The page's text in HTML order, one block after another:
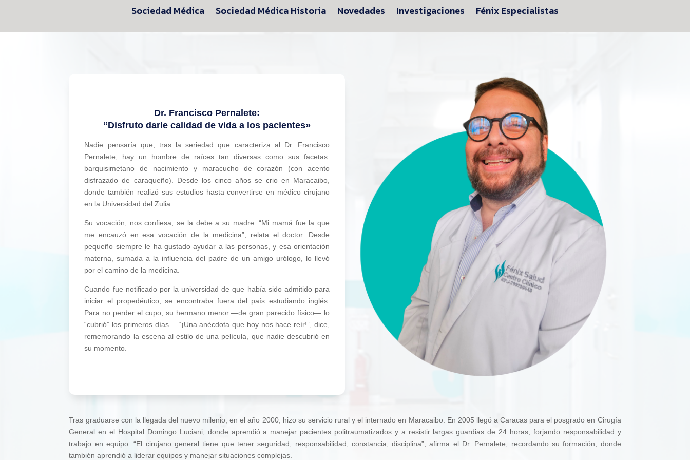
Sociedad Médica Sociedad Médica Historia Novedades Investigaciones Fénix Especialistas
Dr. Francisco Pernalete:
“Disfruto darle calidad de vida a los pacientes»
Nadie pensaría que, tras la seriedad que caracteriza al Dr. Francisco
Pernalete, hay un hombre de raíces tan diversas como sus facetas:
barquisimetano de nacimiento y maracucho de corazón (con acento
disfrazado de caraqueño). Desde los cinco años se crio en Maracaibo,
donde también realizó sus estudios hasta convertirse en médico cirujano
en la Universidad del Zulia.
Su vocación, nos confiesa, se la debe a su madre. “Mi mamá fue la que
me encauzó en esa vocación de la medicina”, relata el doctor. Desde
pequeño siempre le ha gustado ayudar a las personas, y esa orientación
materna, sumada a la influencia del padre de un amigo urólogo, lo llevó
por el camino de la medicina.
Cuando fue notificado por la universidad de que había sido admitido para
iniciar el propedéutico, se encontraba fuera del país estudiando inglés.
Para no perder el cupo, su hermano menor —de gran parecido físico— lo
“cubrió” los primeros días… “¡Una anécdota que hoy nos hace reír!”, dice,
rememorando la escena al estilo de una película, que nadie descubrió en
su momento.
Tras graduarse con la llegada del nuevo milenio, en el año 2000, hizo su servicio rural y el internado en Maracaibo. En 2005 llegó a Caracas para el posgrado en Cirugía
General en el Hospital Domingo Luciani, donde aprendió a manejar pacientes politraumatizados y a resistir largas guardias de 24 horas, forjando responsabilidad y
trabajo en equipo. “El cirujano general tiene que tener seguridad, responsabilidad, constancia, disciplina”, afirma el Dr. Pernalete, recordando su formación, donde
también aprendió a liderar equipos y manejar situaciones complejas.